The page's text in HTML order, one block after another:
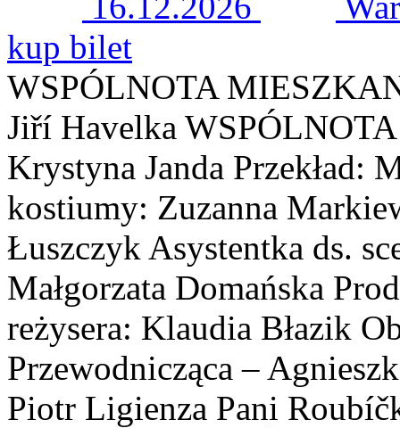
kup bilet
WSPÓLNOTA
Jiří Havelka
Krystyna Janda Przekład:
kostiumy: Zuzanna
Łuszczyk Asystentka ds.
Małgorzata Domańska
reżysera: Klaudia Błazik
Przewodnicząca –
Piotr Ligienza Pani